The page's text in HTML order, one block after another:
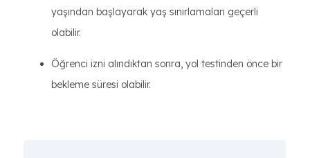
yaşından başlayarak yaş sınırlamaları geçerli
olabilir.
Öğrenci izni alındıktan sonra, yol testinden önce bir
bekleme süresi olabilir.